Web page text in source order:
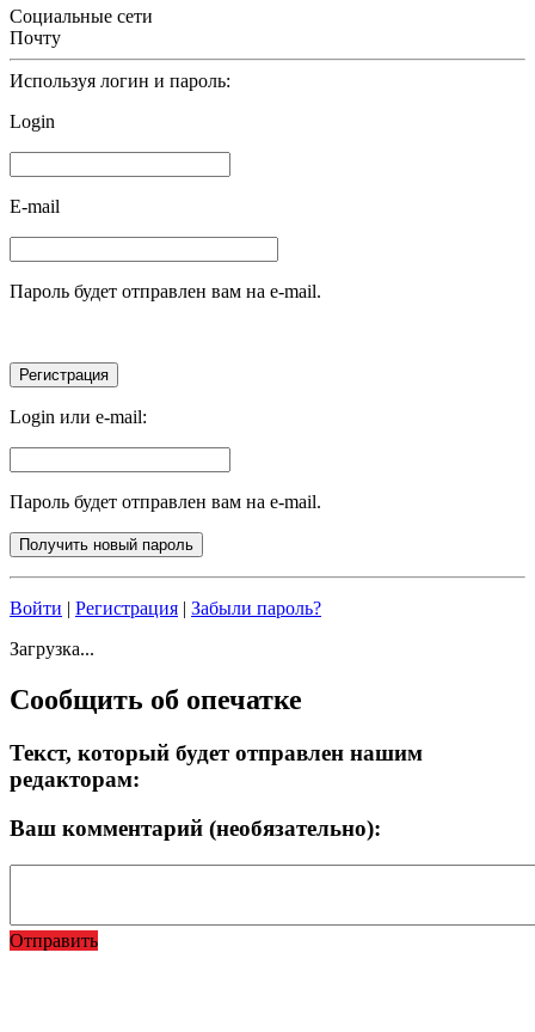
Социальные сети
Почту
Используя логин и пароль:
Login
E-mail
Пароль будет отправлен вам на e-mail.
Login или e-mail:
Пароль будет отправлен вам на e-mail.
Войти | Регистрация | Забыли пароль?
Загрузка...
Сообщить об опечатке
Текст, который будет отправлен нашим
редакторам:
Ваш комментарий (необязательно):
Отправить